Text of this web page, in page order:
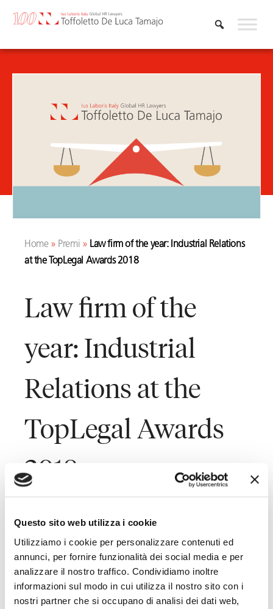
Questo sito web utilizza i cookie
Utilizziamo i cookie per personalizzare contenuti ed
annunci, per fornire funzionalità dei social media e per
analizzare il nostro traffico. Condividiamo inoltre
informazioni sul modo in cui utilizza il nostro sito con i
nostri partner che si occupano di analisi dei dati web,
Home» Premi » Law firm of the year: Industrial Relations
at the TopLegal Awards 2018
Law firm of the
year: Industrial
Relations at the
TopLegal Awards
2018